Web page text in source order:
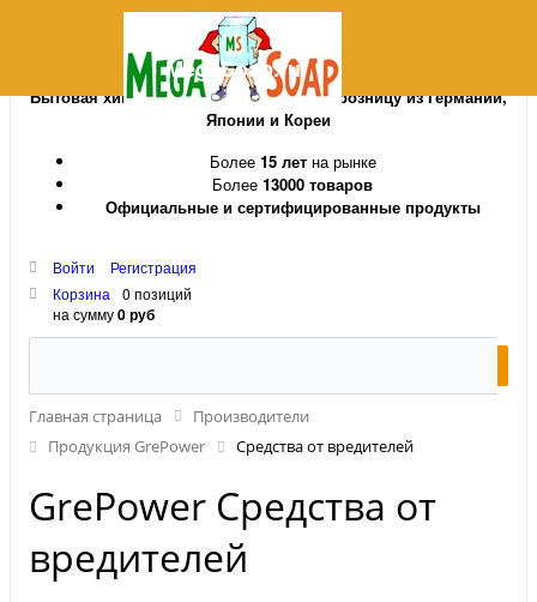
MegaSoap.ru
Бытовая химия и косметика оптом и в розницу из Германии,
Японии и Кореи
Более 15 летна рынке
Более 13000 товаров
Официальные и сертифицированные продукты
Войти
Регистрация
Корзина
0 позиций
на сумму0 руб
Главная страница
Производители
Продукция GrePower
Средства от вредителей
GrePower Средства от
вредителей